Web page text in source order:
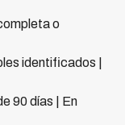
o
identificados |
90 días | En